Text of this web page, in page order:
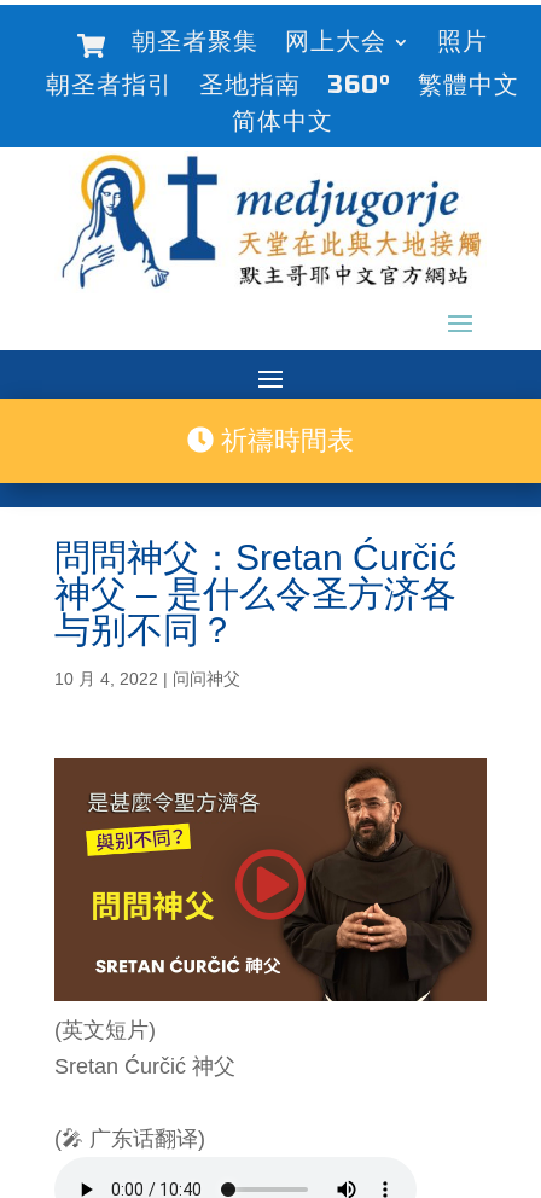
朝圣者聚集 网上大会
照片
朝圣者指引
圣地指南 360°
繁體中文
简体中文
祈禱時間表
問問神父：Sretan Ćurčić
神父 – 是什么令圣方济各
与别不同？
10 月 4, 2022 | 问问神父
(英文短片)
Sretan Ćurčić 神父
(🎤 广东话翻译)